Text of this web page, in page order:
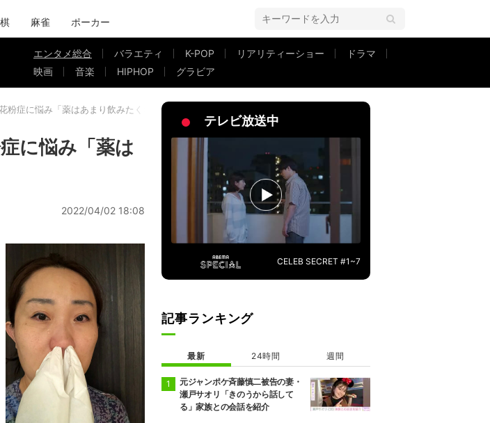
麻雀 ポーカー
エンタメ総合 バラエティ K-POP リアリティーショー
ドラマ
映画
音楽 HIPHOP グラビア
粉症に悩み「薬はあまり飲みたくない」
に悩み「薬は
2022/04/02 18:08
テレビ放送中
CELEB SECRET #1~7
記事ランキング
最新 24時間 週間
元ジャンポケ斉藤慎二被告の妻・
瀬戸サオリ「きのうから話して
る」家族との会話を紹介